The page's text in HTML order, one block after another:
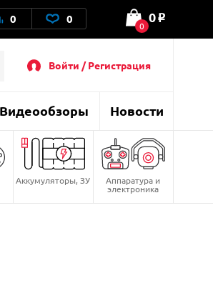
0 0 0
0 o
Войти / Регистрация
Видеообзоры Новости
Аккумуляторы, ЗУ Аппаратура и
электроника